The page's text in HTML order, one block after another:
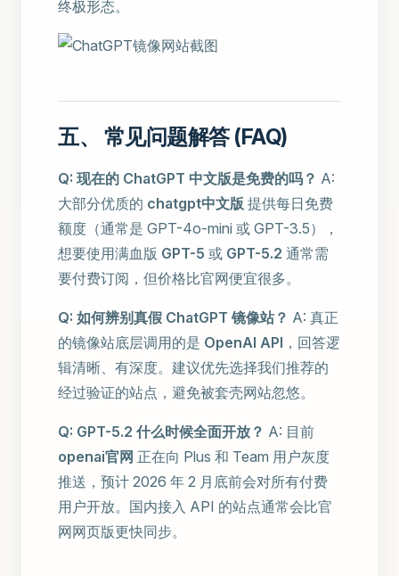
终极形态。
五、 常见问题解答 (FAQ)
Q: 现在的 ChatGPT 中文版是免费的吗？ A:
大部分优质的 chatgpt中文版 提供每日免费
额度（通常是 GPT-4o-mini 或 GPT-3.5），
想要使用满血版 GPT-5 或 GPT-5.2 通常需
要付费订阅，但价格比官网便宜很多。
Q: 如何辨别真假 ChatGPT 镜像站？ A: 真正
的镜像站底层调用的是 OpenAI API ，回答逻
辑清晰、有深度。建议优先选择我们推荐的
经过验证的站点，避免被套壳网站忽悠。
Q: GPT-5.2 什么时候全面开放？ A: 目前
openai官网 正在向 Plus 和 Team 用户灰度
推送，预计 2026 年 2 月底前会对所有付费
用户开放。国内接入 API 的站点通常会比官
网网页版更快同步。